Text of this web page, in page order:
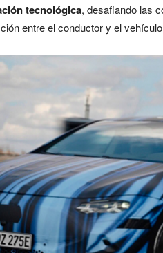
tecnológica, desafiando las
entre el conductor y el